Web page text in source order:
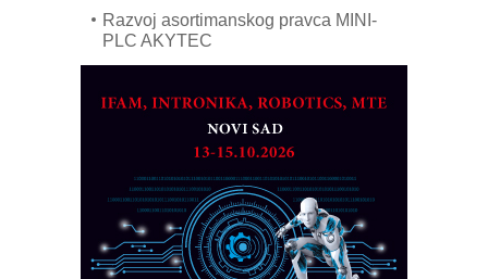
Razvoj asortimanskog pravca MINI-
PLC AKYTEC
dostupan u Srbiji
MOTOMAN – NEXT-Robotika vođena
veštačkom inteligencijom
I.SAFE MOBILE revolucioniše
industrijsku automatizaciju
pionirskimmobile operator PANEL-OM
Fleksibilno stezanje i brzo
podešavanje u proizvodnji prototipova